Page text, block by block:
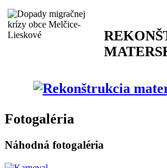
Fotogaléria
Náhodná fotogaléria